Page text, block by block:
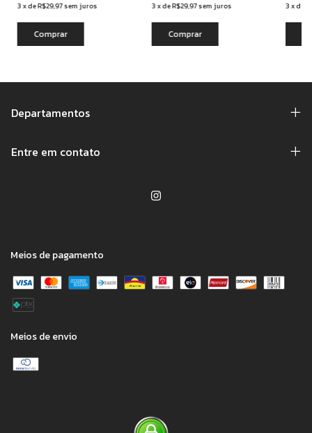
3xdeR$29,97sem juros
Comprar
3xdeR$29,97sem juros
Comprar
3 xde
Departamentos
Entre em contato
Meios de pagamento
Meios de envio